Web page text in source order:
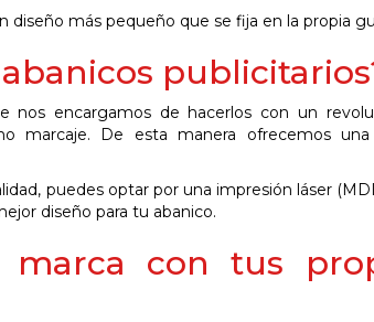
diseño más pequeño que se fija en la propia
nos encargamos de hacerlos con un
marcaje. De esta manera ofrecemos una
puedes optar por una impresión láser
diseño para tu abanico.
con tus